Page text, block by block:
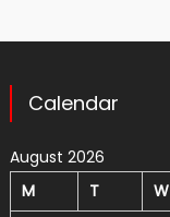
Calendar
August 2026
M
T W